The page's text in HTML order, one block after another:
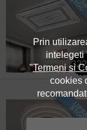
Prin
intelegeti
"Termeni si
cookies